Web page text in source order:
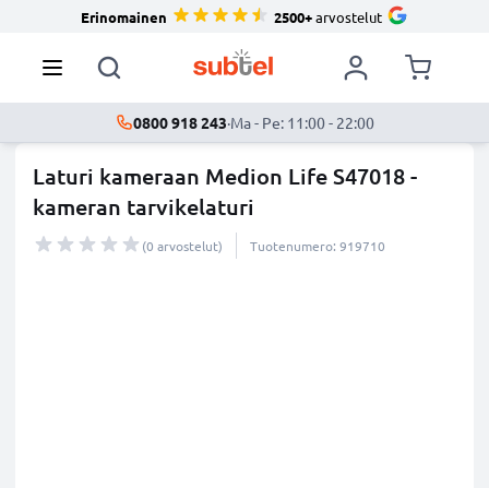
Erinomainen 2500+arvostelut
0800 918 243·Ma - Pe: 11:00 - 22:00
Laturi kameraan Medion Life S47018 -
kameran tarvikelaturi
(0 arvostelut) Tuotenumero: 919710